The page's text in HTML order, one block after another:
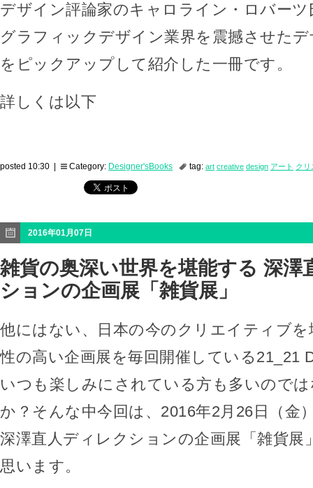
デザイン評論家のキャロライン・ロバーツ
グラフィックデザイン業界を震撼させた
をピックアップして紹介した一冊です。
詳しくは以下
posted 10:30 | Category: Designer'sBooks tag: art creative design アート クリ
2016年01月07日
雑貨の奥深い世界を堪能する 深澤
ションの企画展「雑貨展」
他にはない、日本の今のクリエイティブ
性の高い企画展を毎回開催している21_21
いつも楽しみにされている方も多いので
か？そんな中今回は、2016年2月26日（金
深澤直人ディレクションの企画展「雑貨展
思います。